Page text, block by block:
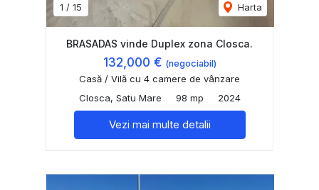
1 / 15 Harta
BRASADAS vinde Duplex zona Closca.
132,000 € (negociabil)
Casă / Vilă cu 4 camere de vânzare
Closca, Satu Mare
98 mp 2024
Vezi mai multe detalii